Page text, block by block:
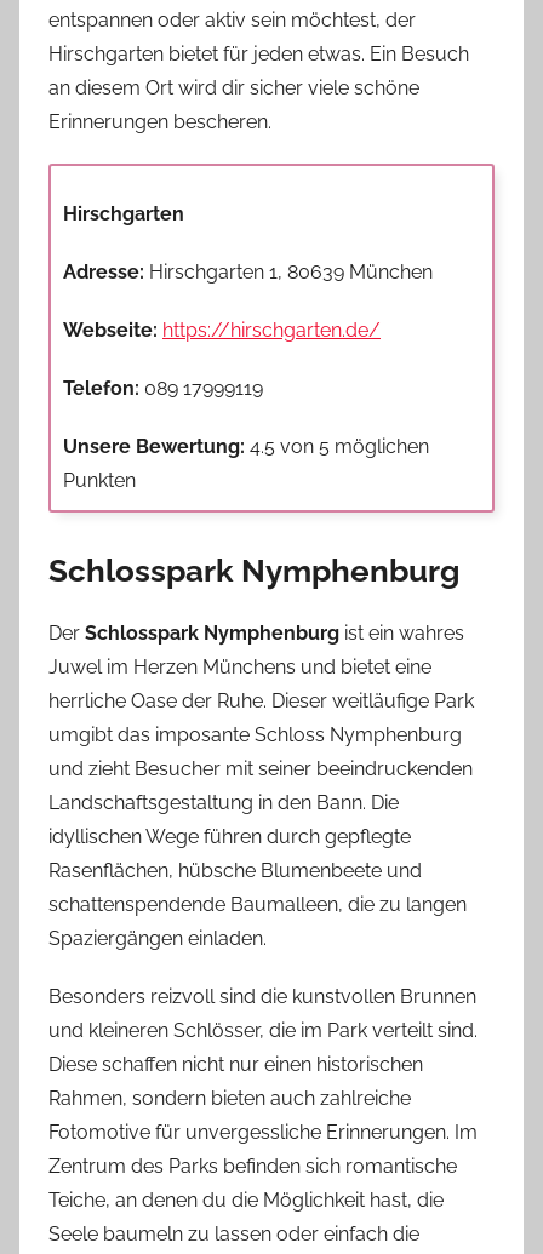
entspannen oder aktiv sein möchtest, der
Hirschgarten bietet für jeden etwas. Ein Besuch
an diesem Ort wird dir sicher viele schöne
Erinnerungen bescheren.
Hirschgarten
Adresse: Hirschgarten 1, 80639 München
Webseite: https://hirschgarten.de/
Telefon: 089 17999119
Unsere Bewertung: 4.5 von 5 möglichen
Punkten
Schlosspark Nymphenburg
Der Schlosspark Nymphenburg ist ein wahres
Juwel im Herzen Münchens und bietet eine
herrliche Oase der Ruhe. Dieser weitläufige Park
umgibt das imposante Schloss Nymphenburg
und zieht Besucher mit seiner beeindruckenden
Landschaftsgestaltung in den Bann. Die
idyllischen Wege führen durch gepflegte
Rasenflächen, hübsche Blumenbeete und
schattenspendende Baumalleen, die zu langen
Spaziergängen einladen.
Besonders reizvoll sind die kunstvollen Brunnen
und kleineren Schlösser, die im Park verteilt sind.
Diese schaffen nicht nur einen historischen
Rahmen, sondern bieten auch zahlreiche
Fotomotive für unvergessliche Erinnerungen. Im
Zentrum des Parks befinden sich romantische
Teiche, an denen du die Möglichkeit hast, die
Seele baumeln zu lassen oder einfach die